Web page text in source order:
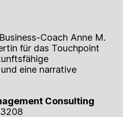
Coach Anne M.
für das Touchpoint
eine narrative
Consulting